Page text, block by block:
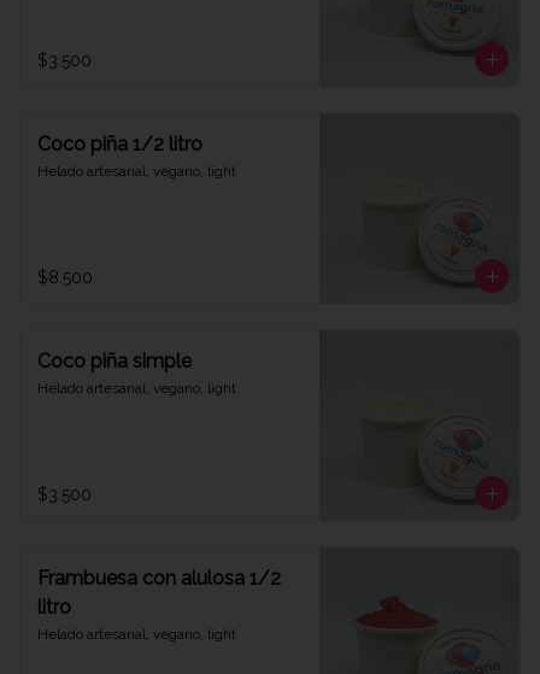
$3.500
Coco piña 1/2 litro
Helado artesanal, vegano, light
$8.500
Coco piña simple
Helado artesanal, vegano, light
$3.500
Frambuesa con alulosa 1/2
litro
Helado artesanal, vegano, light